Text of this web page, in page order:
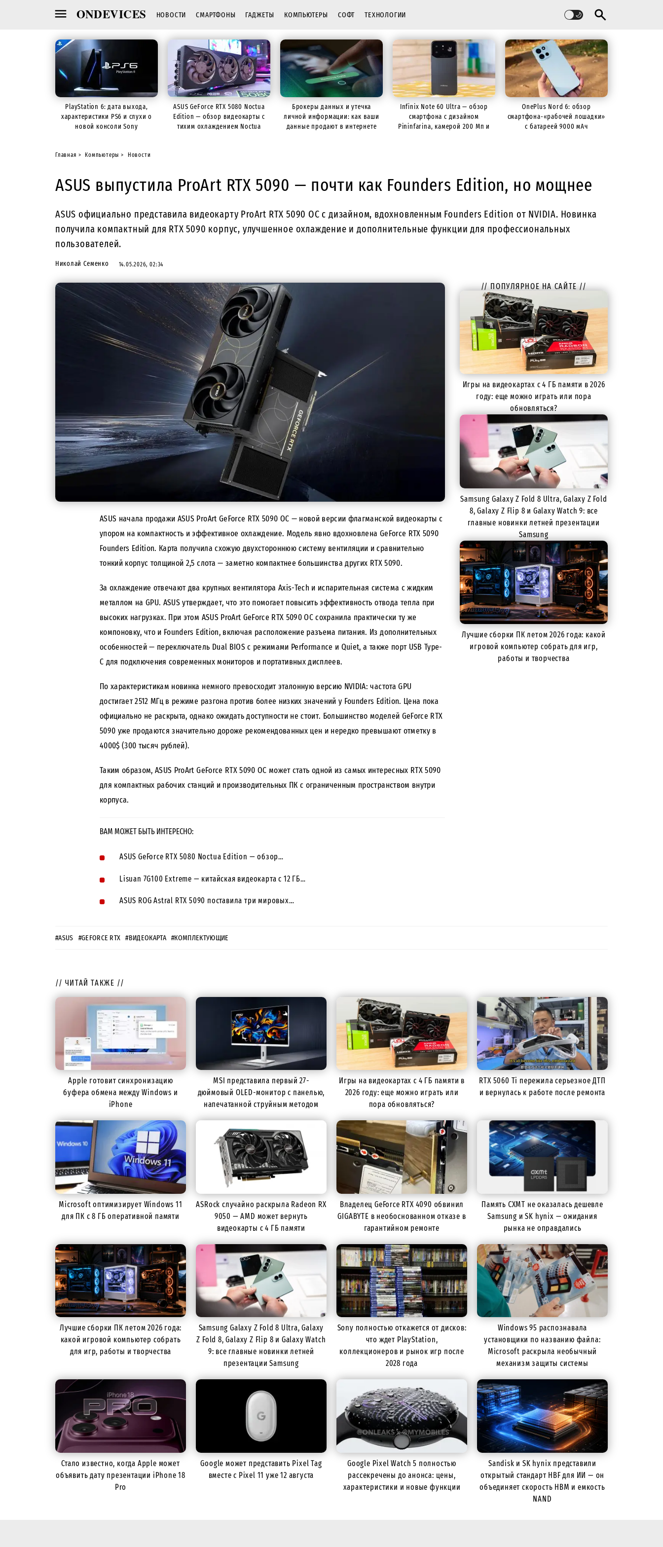
ONDEVICES НОВОСТИ СМАРТФОНЫ ГАДЖЕТЫ КОМПЬЮТЕРЫ СОФТ ТЕХНОЛОГИИ
PlayStation 6: дата выхода,
характеристики PS6 и слухи о
новой консоли Sony
ASUS GeForce RTX 5080 Noctua
Edition — обзор видеокарты с
тихим охлаждением Noctua
Брокеры данных и утечка
личной информации: как ваши
данные продают в интернете
Infinix Note 60 Ultra — обзор
смартфона с дизайном
Pininfarina, камерой 200 Мп и
OnePlus Nord 6: обзор
смартфона-«рабочей лошадки»
с батареей 9000 мАч
Главная Компьютеры Новости
ASUS выпустила ProArt RTX 5090 — почти как Founders Edition, но мощнее
ASUS официально представила видеокарту ProArt RTX 5090 OC с дизайном, вдохновленным Founders Edition от NVIDIA. Новинка
получила компактный для RTX 5090 корпус, улучшенное охлаждение и дополнительные функции для профессиональных
пользователей.
Николай Семенко 14.05.2026, 02:34
ASUS начала продажи ASUS ProArt GeForce RTX 5090 OC — новой версии флагманской видеокарты с
упором на компактность и эффективное охлаждение. Модель явно вдохновлена GeForce RTX 5090
Founders Edition. Карта получила схожую двухстороннюю систему вентиляции и сравнительно
тонкий корпус толщиной 2,5 слота — заметно компактнее большинства других RTX 5090.
За охлаждение отвечают два крупных вентилятора Axis-Tech и испарительная система с жидким
металлом на GPU. ASUS утверждает, что это помогает повысить эффективность отвода тепла при
высоких нагрузках. При этом ASUS ProArt GeForce RTX 5090 OC сохранила практически ту же
компоновку, что и Founders Edition, включая расположение разъема питания. Из дополнительных
особенностей — переключатель Dual BIOS с режимами Performance и Quiet, а также порт USB Type-
C для подключения современных мониторов и портативных дисплеев.
По характеристикам новинка немного превосходит эталонную версию NVIDIA: частота GPU
достигает 2512 МГц в режиме разгона против более низких значений у Founders Edition. Цена пока
официально не раскрыта, однако ожидать доступности не стоит. Большинство моделей GeForce RTX
5090 уже продаются значительно дороже рекомендованных цен и нередко превышают отметку в
4000$ (300 тысяч рублей).
Таким образом, ASUS ProArt GeForce RTX 5090 OC может стать одной из самых интересных RTX 5090
для компактных рабочих станций и производительных ПК с ограниченным пространством внутри
корпуса.
ВАМ МОЖЕТ БЫТЬ ИНТЕРЕСНО:
ASUS GeForce RTX 5080 Noctua Edition — обзор…
Lisuan 7G100 Extreme — китайская видеокарта с 12 ГБ…
ASUS ROG Astral RTX 5090 поставила три мировых…
#ASUS #GEFORCE RTX #ВИДЕОКАРТА #КОМПЛЕКТУЮЩИЕ
// ПОПУЛЯРНОЕ НА САЙТЕ //
Игры на видеокартах с 4 ГБ памяти в 2026
году: еще можно играть или пора
обновляться?
Samsung Galaxy Z Fold 8 Ultra, Galaxy Z Fold
8, Galaxy Z Flip 8 и Galaxy Watch 9: все
главные новинки летней презентации
Samsung
Лучшие сборки ПК летом 2026 года: какой
игровой компьютер собрать для игр,
работы и творчества
// ЧИТАЙ ТАКЖЕ //
Apple готовит синхронизацию
буфера обмена между Windows и
iPhone
MSI представила первый 27-
дюймовый OLED-монитор с панелью,
напечатанной струйным методом
Игры на видеокартах с 4 ГБ памяти в
2026 году: еще можно играть или
пора обновляться?
RTX 5060 Ti пережила серьезное ДТП
и вернулась к работе после ремонта
Microsoft оптимизирует Windows 11
для ПК с 8 ГБ оперативной памяти
ASRock случайно раскрыла Radeon RX
9050 — AMD может вернуть
видеокарты с 4 ГБ памяти
Владелец GeForce RTX 4090 обвинил
GIGABYTE в необоснованном отказе в
гарантийном ремонте
Память CXMT не оказалась дешевле
Samsung и SK hynix — ожидания
рынка не оправдались
Лучшие сборки ПК летом 2026 года:
какой игровой компьютер собрать
для игр, работы и творчества
Samsung Galaxy Z Fold 8 Ultra, Galaxy
Z Fold 8, Galaxy Z Flip 8 и Galaxy Watch
9: все главные новинки летней
презентации Samsung
Sony полностью откажется от дисков:
что ждет PlayStation,
коллекционеров и рынок игр после
2028 года
Windows 95 распознавала
установщики по названию файла:
Microsoft раскрыла необычный
механизм защиты системы
Стало известно, когда Apple может
объявить дату презентации iPhone 18
Pro
Google может представить Pixel Tag
вместе с Pixel 11 уже 12 августа
Google Pixel Watch 5 полностью
рассекречены до анонса: цены,
характеристики и новые функции
Sandisk и SK hynix представили
открытый стандарт HBF для ИИ — он
объединяет скорость HBM и емкость
NAND